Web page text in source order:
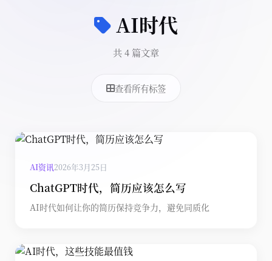
AI时代
共 4 篇文章
查看所有标签
AI资讯2026年3月25日
ChatGPT时代，简历应该怎么写
AI时代如何让你的简历保持竞争力，避免同质化